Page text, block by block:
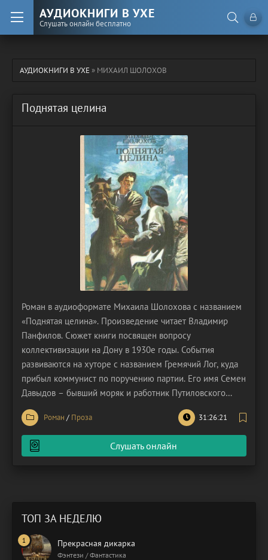
АУДИОКНИГИ В УХЕ
Слушать онлайн бесплатно
АУДИОКНИГИ В УХЕ» МИХАИЛ ШОЛОХОВ
Поднятая целина
Роман в аудиоформате Михаила Шолохова с названием
«Поднятая целина». Произведение читает Владимир
Панфилов. Сюжет книги посвящен вопросу
коллективизации на Дону в 1930е годы. События
развиваются на хуторе с названием Гремячий Лог, куда
прибыл коммунист по поручению партии. Его имя Семен
Давыдов – бывший моряк и работник Путиловского
завода. По прибытию герой знакомится с главой
местной парт ячейки и председателем сельсовета.
Сплотившись, они организовывают Гремяченский
колхоз. Всем вместе им
Роман / Проза 31:26:21
Слушать онлайн
ТОП ЗА НЕДЕЛЮ
Прекрасная дикарка
Фэнтези / Фантастика